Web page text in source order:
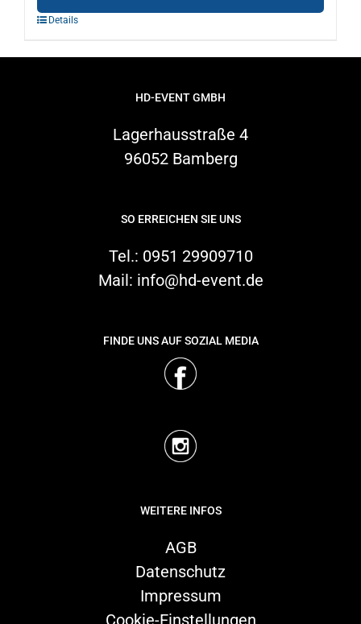
Details
HD-EVENT GMBH
Lagerhausstraße 4
96052 Bamberg
SO ERREICHEN SIE UNS
Tel.: 0951 29909710
Mail: info@hd-event.de
FINDE UNS AUF SOZIAL MEDIA
WEITERE INFOS
AGB
Datenschutz
Impressum
Cookie-Einstellungen